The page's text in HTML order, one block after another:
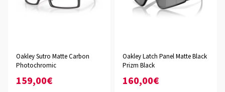
Oakley Sutro Matte Carbon
Photochromic
159,00€
Oakley Latch Panel Matte Black
Prizm Black
160,00€